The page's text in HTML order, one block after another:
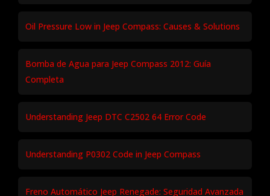
Oil Pressure Low in Jeep Compass: Causes & Solutions
Bomba de Agua para Jeep Compass 2012: Guía
Completa
Understanding Jeep DTC C2502 64 Error Code
Understanding P0302 Code in Jeep Compass
Freno Automático Jeep Renegade: Seguridad Avanzada